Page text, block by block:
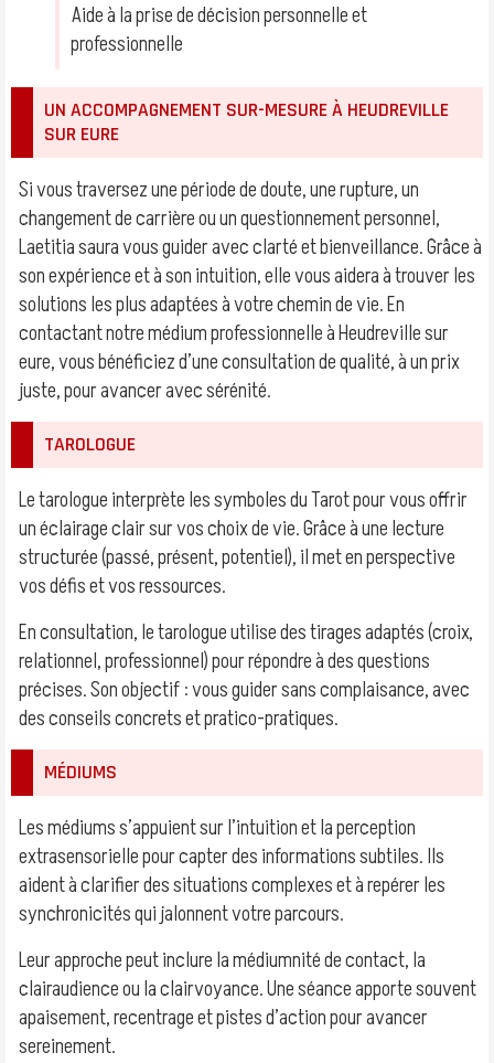
Aide à la prise de décision personnelle et
professionnelle
UN ACCOMPAGNEMENT SUR-MESURE À HEUDREVILLE
SUR EURE
Si vous traversez une période de doute, une rupture, un
changement de carrière ou un questionnement personnel,
Laetitia saura vous guider avec clarté et bienveillance. Grâce à
son expérience et à son intuition, elle vous aidera à trouver les
solutions les plus adaptées à votre chemin de vie. En
contactant notre médium professionnelle à Heudreville sur
eure, vous bénéficiez d’une consultation de qualité, à un prix
juste, pour avancer avec sérénité.
TAROLOGUE
Le tarologue interprète les symboles du Tarot pour vous offrir
un éclairage clair sur vos choix de vie. Grâce à une lecture
structurée (passé, présent, potentiel), il met en perspective
vos défis et vos ressources.
En consultation, le tarologue utilise des tirages adaptés (croix,
relationnel, professionnel) pour répondre à des questions
précises. Son objectif : vous guider sans complaisance, avec
des conseils concrets et pratico-pratiques.
MÉDIUMS
Les médiums s’appuient sur l’intuition et la perception
extrasensorielle pour capter des informations subtiles. Ils
aident à clarifier des situations complexes et à repérer les
synchronicités qui jalonnent votre parcours.
Leur approche peut inclure la médiumnité de contact, la
clairaudience ou la clairvoyance. Une séance apporte souvent
apaisement, recentrage et pistes d’action pour avancer
sereinement.